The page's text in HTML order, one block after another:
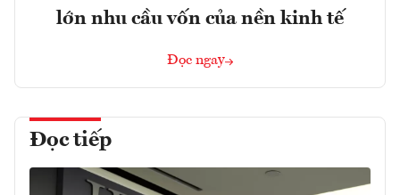
lớn nhu cầu vốn của nền kinh tế
Đọc ngay
Đọc tiếp